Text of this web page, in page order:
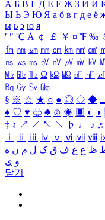
А Б В Г Д Е Ё Ж З И Й
Ы Ь Э Ю Я а б в г д е ё
ы ь э ю я
′ ″ ℃ Å ￠ ￡ ￥ ¤ ℉ ‰
㎙ ㎚ ㎛ ㎜ ㎝ ㎞ ㎟ ㎠
㎱ ㎲ ㎳ ㎴ ㎵ ㎶ ㎷ ㎸
㎒ ㎓ ㎔ Ω ㏀ ㏁ ㎊ ㎋
㏃ ㏉ ㏜ ㏆
§ ※ ☆ ★ ○ ● ◎ ◇ ◆ □
♠ ♡ ♥ ♧ ♣ ⊙ ◈ ▣ ◐ ◑
‡ ↕ ↗ ↙ ↖ ↘ ♭ ♩ ♪ ♬
ⅰ
ⅱ ⅲ ⅳ ⅴ ⅵ ⅶ ⅷ
ظ ع غ ف ق ک ل م ن ه
و ی
닫기